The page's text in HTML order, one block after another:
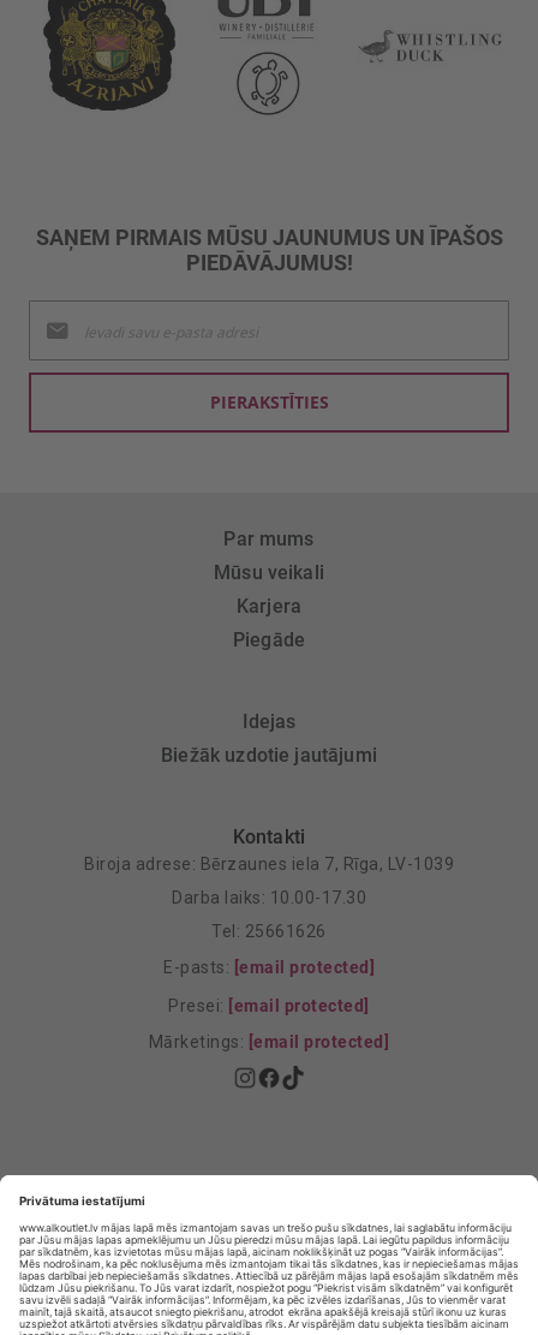
SAŅEM PIRMAIS MŪSU JAUNUMUS UN ĪPAŠOS
PIEDĀVĀJUMUS!
jaunumu
saņemšanai:
PIERAKSTĪTIES
Par mums
Mūsu veikali
Karjera
Piegāde
Idejas
Biežāk uzdotie jautājumi
Kontakti
Biroja adrese: Bērzaunes iela 7, Rīga, LV-1039
Darba laiks: 10.00-17.30
Tel: 25661626
E-pasts: [email protected]
Presei: [email protected]
Mārketings: [email protected]
Privātuma Iestatījumi
E-veikala lietošanas noteikumi